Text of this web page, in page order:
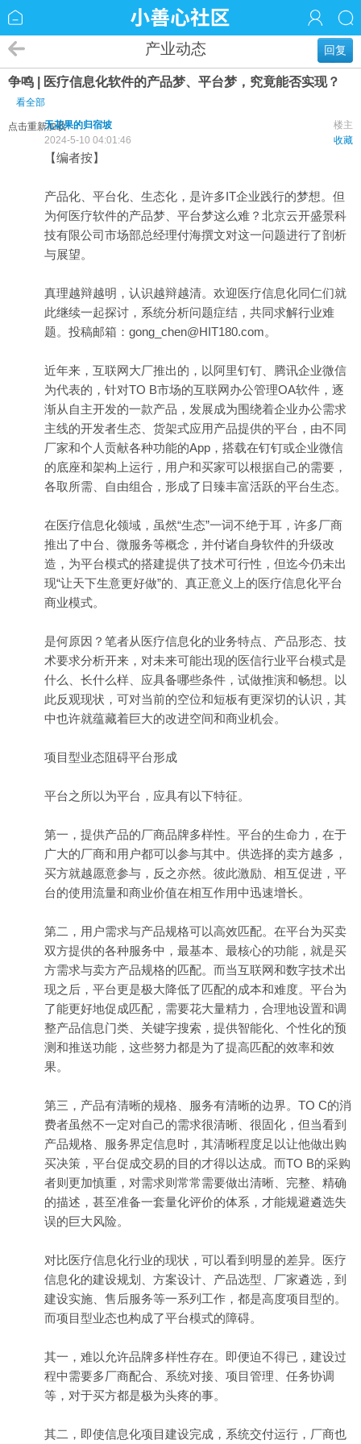
回复
产业动态
争鸣 | 医疗信息化软件的产品梦、平台梦，究竟能否实现？
看全部
点击重新加载 楼主
无花果的归宿坡
收藏
2024-5-10 04:01:46
【编者按】
产品化、平台化、生态化，是许多IT企业践行的梦想。但
为何医疗软件的产品梦、平台梦这么难？北京云开盛景科
技有限公司市场部总经理付海撰文对这一问题进行了剖析
与展望。
真理越辩越明，认识越辩越清。欢迎医疗信息化同仁们就
此继续一起探讨，系统分析问题症结，共同求解行业难
题。投稿邮箱：gong_chen@HIT180.com。
近年来，互联网大厂推出的，以阿里钉钉、腾讯企业微信
为代表的，针对TO B市场的互联网办公管理OA软件，逐
渐从自主开发的一款产品，发展成为围绕着企业办公需求
主线的开发者生态、 货架式应用产品提供的平台，由不同
厂家和个人贡献各种功能的App，搭载在钉钉或企业微信
的底座和架构上运行，用户和买家可以根据自己的需要，
各取所需、自由组合，形成了日臻丰富活跃的平台生态。
在医疗信息化领域，虽然“生态”一词不绝于耳，许多厂商
推出了中台、微服务等概念，并付诸自身软件的升级改
造，为平台模式的搭建提供了技术可行性，但迄今仍未出
现“让天下生意更好做”的、真正意义上的医疗信息化平台
商业模式。
是何原因？笔者从医疗信息化的业务特点、产品形态、技
术要求分析开来，对未来可能出现的医信行业平台模式是
什么、长什么样、应具备哪些条件，试做推演和畅想。以
此反观现状，可对当前的空位和短板有更深切的认识，其
中也许就蕴藏着巨大的改进空间和商业机会。
项目型业态阻碍平台形成
平台之所以为平台，应具有以下特征。
第一，提供产品的厂商品牌多样性。平台的生命力，在于
广大的厂商和用户都可以参与其中。供选择的卖方越多，
买方就越愿意参与，反之亦然。彼此激励、相互促进，平
台的使用流量和商业价值在相互作用中迅速增长。
第二，用户需求与产品规格可以高效匹配。在平台为买卖
双方提供的各种服务中，最基本、最核心的功能，就是买
方需求与卖方产品规格的匹配。而当互联网和数字技术出
现之后，平台更是极大降低了匹配的成本和难度。平台为
了能更好地促成匹配，需要花大量精力，合理地设置和调
整产品信息门类、关键字搜索，提供智能化、个性化的预
测和推送功能，这些努力都是为了提高匹配的效率和效
果。
第三，产品有清晰的规格、服务有清晰的边界。TO C的消
费者虽然不一定对自己的需求很清晰、很固化，但当看到
产品规格、服务界定信息时，其清晰程度足以让他做出购
买决策，平台促成交易的目的才得以达成。而TO B的采购
者则更加慎重，对需求则常常需要做出清晰、完整、精确
的描述，甚至准备一套量化评价的体系，才能规避遴选失
误的巨大风险。
对比医疗信息化行业的现状，可以看到明显的差异。医疗
信息化的建设规划、方案设计、产品选型、厂家遴选，到
建设实施、售后服务等一系列工作，都是高度项目型的。
而项目型业态也构成了平台模式的障碍。
其一，难以允许品牌多样性存在。即便迫不得已，建设过
程中需要多厂商配合、系统对接、项目管理、任务协调
等，对于买方都是极为头疼的事。
其二，即使信息化项目建设完成，系统交付运行，厂商也